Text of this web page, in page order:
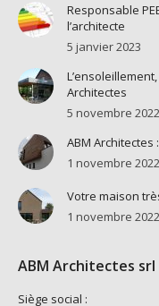
Responsable
l’architecte
5 janvier 2023
Architectes
5 novembre 2022
ABM
1 novembre 2022
Votre maison
1 novembre 2022
ABM Architectes srl
Siège social :